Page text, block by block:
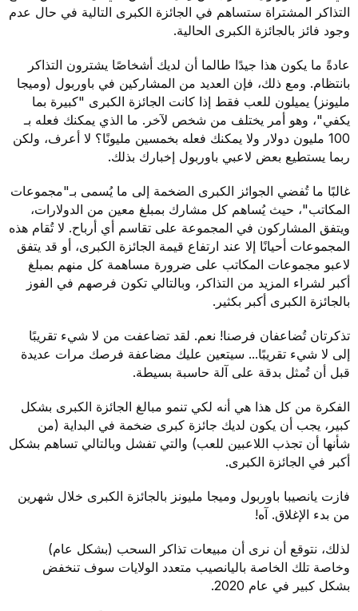
التذاكر المشتراة ستساهم في الجائزة الكبرى التالية في حال عدم
وجود فائز بالجائزة الكبرى الحالية.
عادةً ما يكون هذا جيدًا طالما أن لديك أشخاصًا يشترون التذاكر
بانتظام. ومع ذلك، فإن العديد من المشاركين في باوربول (وميجا
مليونز) يميلون للعب فقط إذا كانت الجائزة الكبرى "كبيرة بما
يكفي"، وهو أمر يختلف من شخص لآخر. ما الذي يمكنك فعله بـ
100 مليون دولار ولا يمكنك فعله بخمسين مليونًا؟ لا أعرف، ولكن
ربما يستطيع بعض لاعبي باوربول إخبارك بذلك.
غالبًا ما تُفضي الجوائز الكبرى الضخمة إلى ما يُسمى بـ"مجموعات
المكاتب"، حيث يُساهم كل مشارك بمبلغ معين من الدولارات،
ويتفق المشاركون في المجموعة على تقاسم أي أرباح. لا تُقام هذه
المجموعات أحيانًا إلا عند ارتفاع قيمة الجائزة الكبرى، أو قد يتفق
لاعبو مجموعات المكاتب على ضرورة مساهمة كل منهم بمبلغ
أكبر لشراء المزيد من التذاكر، وبالتالي تكون فرصهم في الفوز
بالجائزة الكبرى أكبر بكثير.
تذكرتان تُضاعفان فرصنا! نعم. لقد تضاعفت من لا شيء تقريبًا
إلى لا شيء تقريبًا... سيتعين عليك مضاعفة فرصك مرات عديدة
قبل أن تُمثل بدقة على آلة حاسبة بسيطة.
الفكرة من كل هذا هي أنه لكي تنمو مبالغ الجائزة الكبرى بشكل
كبير، يجب أن يكون لديك جائزة كبرى ضخمة في البداية (من
شأنها أن تجذب اللاعبين للعب) والتي تفشل وبالتالي تساهم بشكل
أكبر في الجائزة الكبرى.
فازت يانصيبا باوربول وميجا مليونز بالجائزة الكبرى خلال شهرين
من بدء الإغلاق. آه!
لذلك، نتوقع أن نرى أن مبيعات تذاكر السحب (بشكل عام)
وخاصة تلك الخاصة باليانصيب متعدد الولايات سوف تنخفض
بشكل كبير في عام 2020.